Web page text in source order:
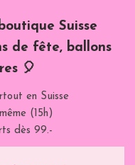
Suisse
de fête, ballons
🎈
en Suisse
(15h)
dès 99.-